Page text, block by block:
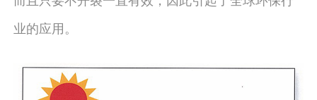
业的应用。